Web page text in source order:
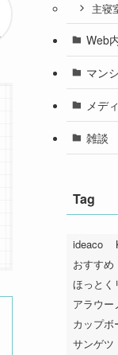
主寝
Web
マン
メデ
雑談
Tag
ideaco
おすすめ
ほっとく
アラウー
カップボ
サンゲツ